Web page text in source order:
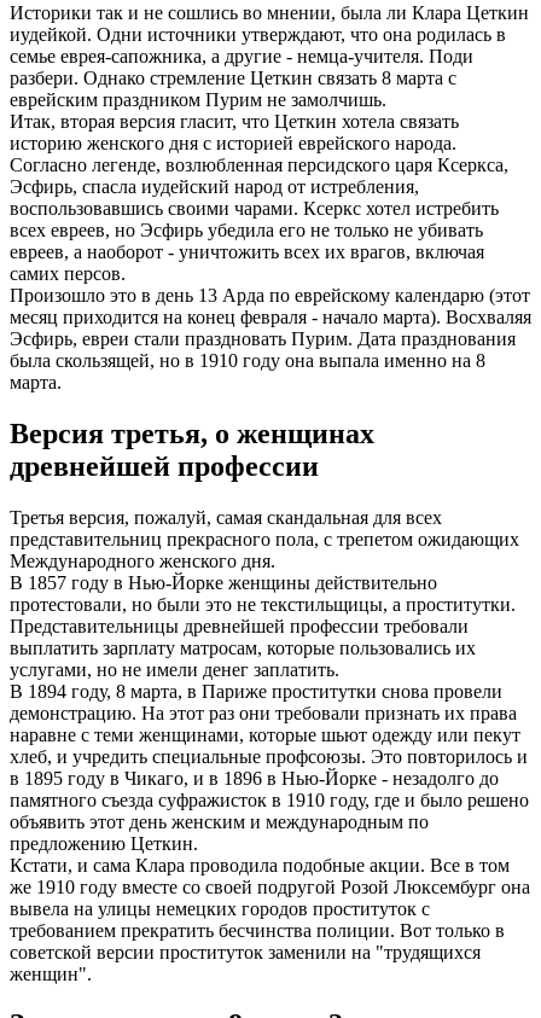
Историки так и не сошлись во мнении, была ли Клара Цеткин
иудейкой. Одни источники утверждают, что она родилась в
семье еврея-сапожника, а другие - немца-учителя. Поди
разбери. Однако стремление Цеткин связать 8 марта с
еврейским праздником Пурим не замолчишь.
Итак, вторая версия гласит, что Цеткин хотела связать
историю женского дня с историей еврейского народа.
Согласно легенде, возлюбленная персидского царя Ксеркса,
Эсфирь, спасла иудейский народ от истребления,
воспользовавшись своими чарами. Ксеркс хотел истребить
всех евреев, но Эсфирь убедила его не только не убивать
евреев, а наоборот - уничтожить всех их врагов, включая
самих персов.
Произошло это в день 13 Арда по еврейскому календарю (этот
месяц приходится на конец февраля - начало марта). Восхваляя
Эсфирь, евреи стали праздновать Пурим. Дата празднования
была скользящей, но в 1910 году она выпала именно на 8
марта.
Версия третья, о женщинах
древнейшей профессии
Третья версия, пожалуй, самая скандальная для всех
представительниц прекрасного пола, с трепетом ожидающих
Международного женского дня.
В 1857 году в Нью-Йорке женщины действительно
протестовали, но были это не текстильщицы, а проститутки.
Представительницы древнейшей профессии требовали
выплатить зарплату матросам, которые пользовались их
услугами, но не имели денег заплатить.
В 1894 году, 8 марта, в Париже проститутки снова провели
демонстрацию. На этот раз они требовали признать их права
наравне с теми женщинами, которые шьют одежду или пекут
хлеб, и учредить специальные профсоюзы. Это повторилось и
в 1895 году в Чикаго, и в 1896 в Нью-Йорке - незадолго до
памятного съезда суфражисток в 1910 году, где и было решено
объявить этот день женским и международным по
предложению Цеткин.
Кстати, и сама Клара проводила подобные акции. Все в том
же 1910 году вместе со своей подругой Розой Люксембург она
вывела на улицы немецких городов проституток с
требованием прекратить бесчинства полиции. Вот только в
советской версии проституток заменили на "трудящихся
женщин".